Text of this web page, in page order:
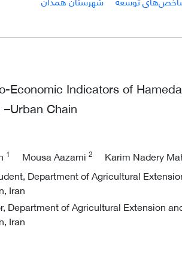
Economic Indicators of
Chain
1 Mousa Aazami 2 Karim Nadery
Department of Agricultural
Iran
Department of Agricultural Extension
Iran